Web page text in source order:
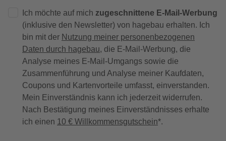
Ich möchte auf mich zugeschnittene E-Mail-Werbung
(inklusive den Newsletter) von hagebau erhalten. Ich
bin mit der Nutzung meiner personenbezogenen
Daten durch hagebau, die E-Mail-Werbung, die
Analyse meines E-Mail-Umgangs sowie die
Zusammenführung und Analyse meiner Kaufdaten,
Coupons und Kartenvorteile umfasst, einverstanden.
Mein Einverständnis kann ich jederzeit widerrufen.
Nach Bestätigung meines Einverständnisses erhalte
ich einen 10 € Willkommensgutschein*.